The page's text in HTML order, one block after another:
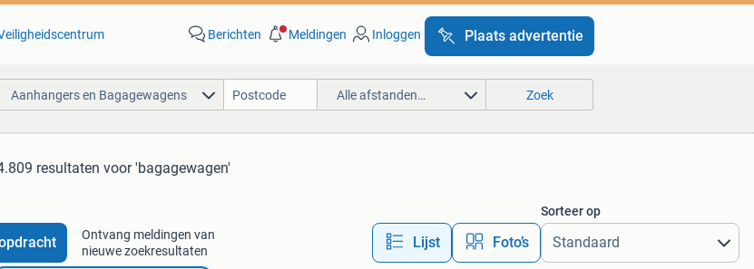
Berichten Meldingen Inloggen Plaats advertentie
Aanhangers en Bagagewagens Alle afstanden… Zoek
resultaten voor 'bagagewagen'
Ontvang meldingen van
nieuwe zoekresultaten
Lijst Foto’s
Sorteer op